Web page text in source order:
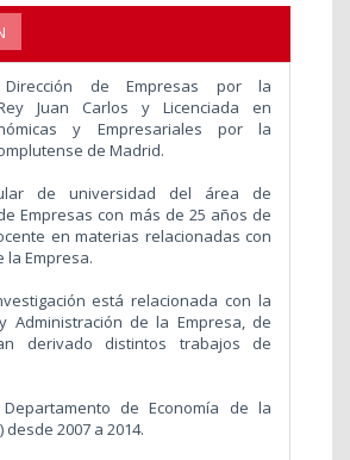
de Empresas por la
Juan Carlos y Licenciada en
y Empresariales por la
de Madrid.
de universidad del área de
Empresas con más de 25 años de
en materias relacionadas con
la Empresa.
está relacionada con la
Administración de la Empresa, de
derivado distintos trabajos de
de Economía de la
desde 2007 a 2014.